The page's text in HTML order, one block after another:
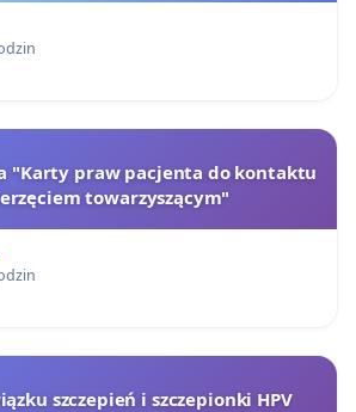
"Karty praw pacjenta do kontaktu
towarzyszącym"
szczepień i szczepionki HPV